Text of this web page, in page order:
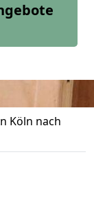
Köln nach